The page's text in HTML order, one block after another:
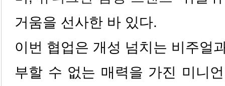
거움을 선사한 바 있다.
이번 협업은 개성 넘치는 비주얼
부할 수 없는 매력을 가진 미니